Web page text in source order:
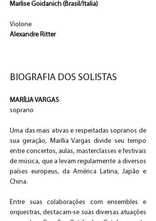
Marlise Goidanich (Brasil/Italia)
Violone
Alexandre Ritter
BIOGRAFIA DOS SOLISTAS
MARÍLIA VARGAS
soprano
Uma das mais ativas e respeitadas sopranos de
sua geração, Marília Vargas divide seu tempo
entre concertos, aulas, masterclasses e festivais
de música, que a levam regularmente a diversos
países europeus, da América Latina, Japão e
China.
Entre suas colaborações com ensembles e
orquestras, destacam-se suas diversas atuações